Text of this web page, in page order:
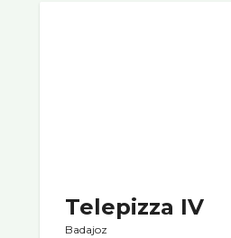
Telepizza IV
Badajoz